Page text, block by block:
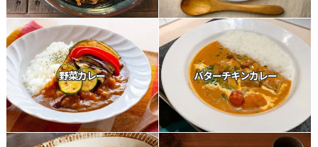
野菜カレー バターチキンカレー